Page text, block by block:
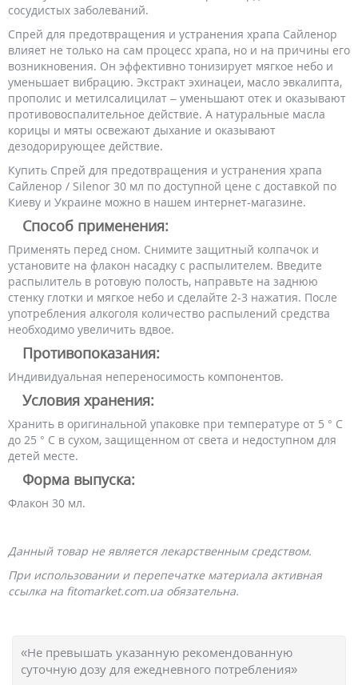
сосудистых заболеваний.
Спрей для предотвращения и устранения храпа Сайленор
влияет не только на сам процесс храпа, но и на причины его
возникновения. Он эффективно тонизирует мягкое небо и
уменьшает вибрацию. Экстракт эхинацеи, масло эвкалипта,
прополис и метилсалицилат – уменьшают отек и оказывают
противовоспалительное действие. А натуральные масла
корицы и мяты освежают дыхание и оказывают
дезодорирующее действие.
Купить Спрей для предотвращения и устранения храпа
Сайленор / Silenor 30 мл по доступной цене с доставкой по
Киеву и Украине можно в нашем интернет-магазине.
Способ применения:
Применять перед сном. Снимите защитный колпачок и
установите на флакон насадку с распылителем. Введите
распылитель в ротовую полость, направьте на заднюю
стенку глотки и мягкое небо и сделайте 2-3 нажатия. После
употребления алкоголя количество распылений средства
необходимо увеличить вдвое.
Противопоказания:
Индивидуальная непереносимость компонентов.
Условия хранения:
Хранить в оригинальной упаковке при температуре от 5 ° С
до 25 ° С в сухом, защищенном от света и недоступном для
детей месте.
Форма выпуска:
Флакон 30 мл.
Данный товар не является лекарственным средством.
При использовании и перепечатке материала активная
ссылка на fitomarket.com.ua обязательна.
«Не превышать указанную рекомендованную
суточную дозу для ежедневного потребления»